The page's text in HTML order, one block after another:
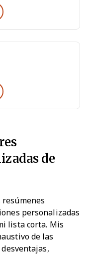
de
personalizadas
lista corta. Mis
de las